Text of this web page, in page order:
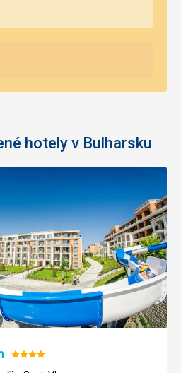
hotely v Bulharsku
Hodnotenie: